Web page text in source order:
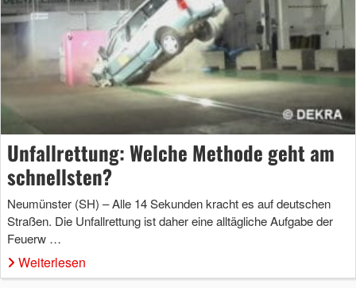
Unfallrettung: Welche Methode geht am
schnellsten?
Neumünster (SH) – Alle 14 Sekunden kracht es auf deutschen
Straßen. Die Unfallrettung ist daher eine alltägliche Aufgabe der
Feuerw …
Weiterlesen